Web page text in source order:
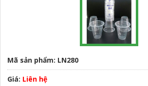
Mã sản phẩm: LN280
Giá: Liên hệ